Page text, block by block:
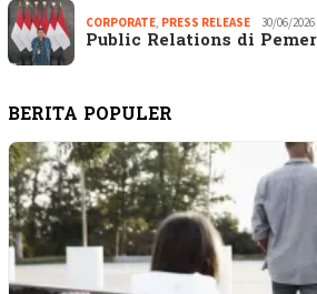
CORPORATE, PRESS RELEASE 30/06/2026
Public Relations di
BERITA POPULER